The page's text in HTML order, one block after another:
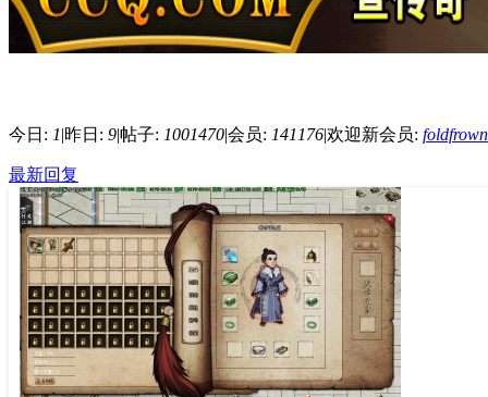
今日: 1|昨日: 9|帖子: 1001470|会员: 141176|欢迎新会员:
最新回复